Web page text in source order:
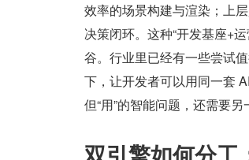
效率的场景构建与渲染；上
决策闭环。这种“开发基座+
谷。行业里已经有一些尝试
下，让开发者可以用同一套
但“用”的智能问题，还需要另